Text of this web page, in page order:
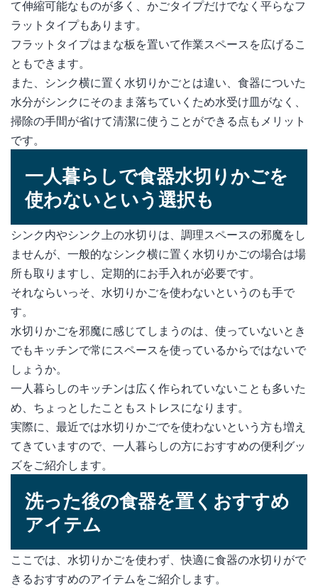
て伸縮可能なものが多く、かごタイプだけでなく平らなフ
ラットタイプもあります。
フラットタイプはまな板を置いて作業スペースを広げるこ
ともできます。
また、シンク横に置く水切りかごとは違い、食器についた
水分がシンクにそのまま落ちていくため水受け皿がなく、
掃除の手間が省けて清潔に使うことができる点もメリット
です。
一人暮らしで食器水切りかごを
使わないという選択も
シンク内やシンク上の水切りは、調理スペースの邪魔をし
ませんが、一般的なシンク横に置く水切りかごの場合は場
所も取りますし、定期的にお手入れが必要です。
それならいっそ、水切りかごを使わないというのも手で
す。
水切りかごを邪魔に感じてしまうのは、使っていないとき
でもキッチンで常にスペースを使っているからではないで
しょうか。
一人暮らしのキッチンは広く作られていないことも多いた
め、ちょっとしたこともストレスになります。
実際に、最近では水切りかごでを使わないという方も増え
てきていますので、一人暮らしの方におすすめの便利グッ
ズをご紹介します。
洗った後の食器を置くおすすめ
アイテム
ここでは、水切りかごを使わず、快適に食器の水切りがで
きるおすすめのアイテムをご紹介します。